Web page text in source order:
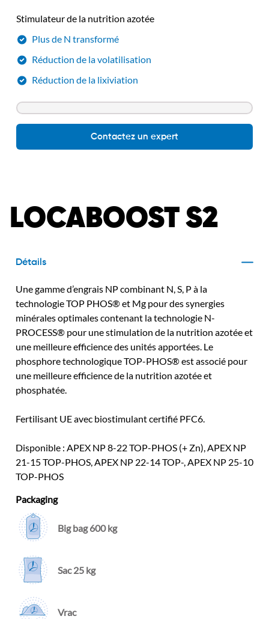
Stimulateur de la nutrition azotée
Plus de N transformé
Réduction de la volatilisation
Réduction de la lixiviation
Contactez un expert
LOCABOOST S2
Détails
Une gamme d’engrais NP combinant N, S, P à la
technologie TOP PHOS® et Mg pour des synergies
minérales optimales contenant la technologie N-
PROCESS® pour une stimulation de la nutrition azotée et
une meilleure efficience des unités apportées. Le
phosphore technologique TOP-PHOS® est associé pour
une meilleure efficience de la nutrition azotée et
phosphatée.
Fertilisant UE avec biostimulant certifié PFC6.
Disponible : APEX NP 8-22 TOP-PHOS (+ Zn), APEX NP
21-15 TOP-PHOS, APEX NP 22-14 TOP-, APEX NP 25-10
TOP-PHOS
Packaging
Big bag 600 kg
Sac 25 kg
Vrac